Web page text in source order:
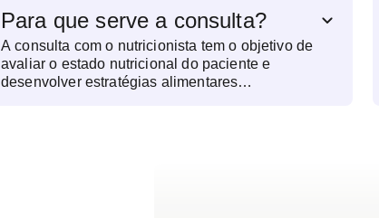
Para que serve a consulta?
A consulta com o nutricionista tem o objetivo de
avaliar o estado nutricional do paciente e
desenvolver estratégias alimentares